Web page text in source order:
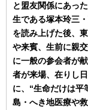
と盟友関係にあっ
生である塚本玲三
を読み上げた後、
や来賓、生前に親
に一般の参会者が
者が来場、在りし
に、“生命だけは平
島・へき地医療や